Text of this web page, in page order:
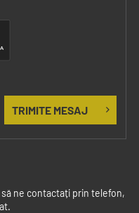
ne contactați prin telefon,